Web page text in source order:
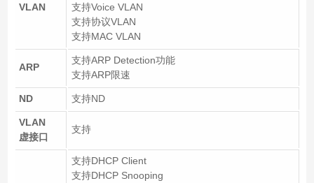
VLAN
支持Voice VLAN
支持协议VLAN
支持MAC VLAN
ARP
支持ARP Detection功能
支持ARP限速
ND 支持ND
VLAN
虚接口
支持
支持DHCP Client
支持DHCP Snooping